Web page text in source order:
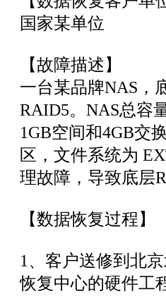
国家某单位
【故障描述】
一台某品牌NAS，
RAID5。NAS总容
1GB空间和4GB交
区，文件系统为
理故障，导致底层
【数据恢复过程】
1、客户送修到北
恢复中心的硬件工